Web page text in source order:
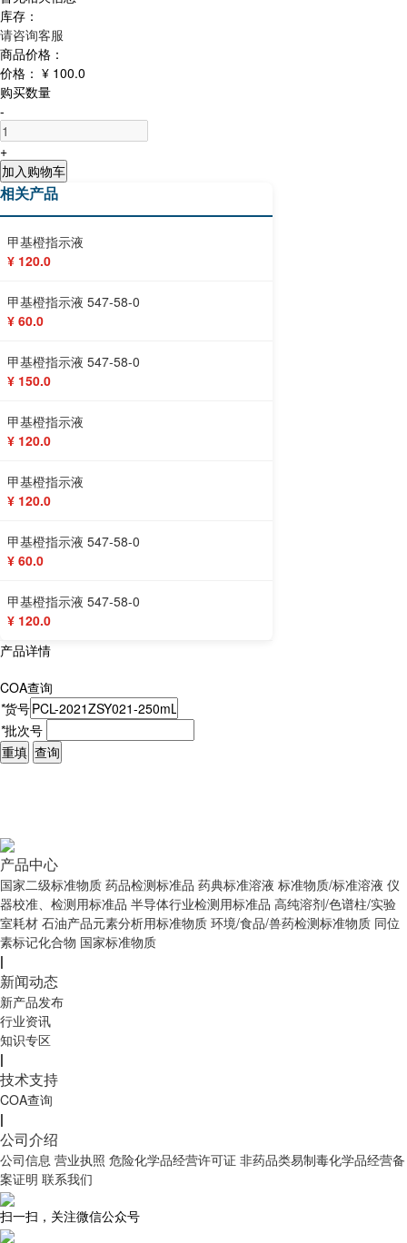
库存：
请咨询客服
商品价格：
价格： ¥ 100.0
购买数量
-
+
加入购物车
相关产品
甲基橙指示液
¥ 120.0
甲基橙指示液 547-58-0
¥ 60.0
甲基橙指示液 547-58-0
¥ 150.0
甲基橙指示液
¥ 120.0
甲基橙指示液
¥ 120.0
甲基橙指示液 547-58-0
¥ 60.0
甲基橙指示液 547-58-0
¥ 120.0
产品详情
COA查询
*货号
*批次号
重填 查询
产品中心
国家二级标准物质 药品检测标准品 药典标准溶液 标准物质/标准溶液 仪
器校准、检测用标准品 半导体行业检测用标准品 高纯溶剂/色谱柱/实验
室耗材 石油产品元素分析用标准物质 环境/食品/兽药检测标准物质 同位
素标记化合物 国家标准物质
|
新闻动态
新产品发布
行业资讯
知识专区
|
技术支持
COA查询
|
公司介绍
公司信息 营业执照 危险化学品经营许可证 非药品类易制毒化学品经营备
案证明 联系我们
扫一扫，关注微信公众号